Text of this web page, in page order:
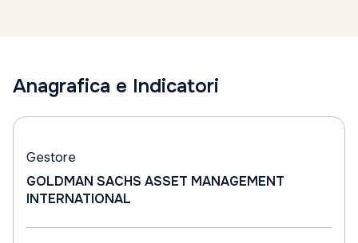
Anagrafica e Indicatori
Gestore
GOLDMAN SACHS ASSET MANAGEMENT
INTERNATIONAL